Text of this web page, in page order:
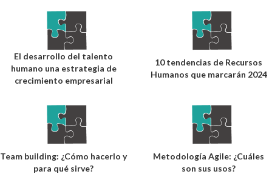
El desarrollo del talento
humano una estrategia de
crecimiento empresarial
10 tendencias de Recursos
Humanos que marcarán 2024
Team building: ¿Cómo hacerlo y
para qué sirve?
Metodología Agile: ¿Cuáles
son sus usos?